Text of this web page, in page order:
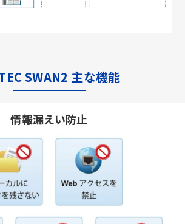
SWAN2 主な機能
情報漏えい防止